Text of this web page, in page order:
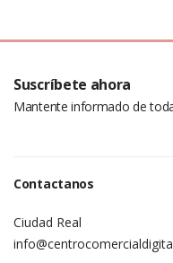
Suscríbete ahora
Mantente informado de
Contactanos
Ciudad Real